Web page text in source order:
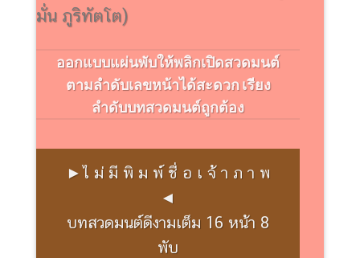
มั่น ภูริทัตโต)
ออกแบบแผ่นพับให้พลิกเปิดสวดมนต์
ตามลำดับเลขหน้าได้สะดวก เรียง
ลำดับบทสวดมนต์ถูกต้อง
►ไ ม่ มี พิ ม พ์ ชื่ อ เ จ้ า ภ า พ
◄
บทสวดมนต์ดีงามเต็ม 16 หน้า 8
พับ